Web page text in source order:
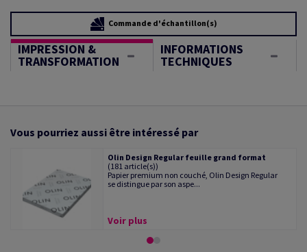
Commande d'échantillon(s)
IMPRESSION &
TRANSFORMATION
INFORMATIONS
TECHNIQUES
Vous pourriez aussi être intéressé par
Olin Design Regular feuille grand format
(181 article(s))
Papier premium non couché, Olin Design Regular
se distingue par son aspe...
Voir plus